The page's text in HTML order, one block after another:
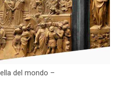
del mondo –